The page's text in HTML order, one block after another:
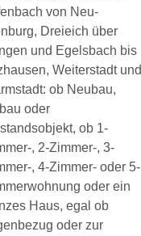
von Neu-
Dreieich über
und Egelsbach bis
Weiterstadt und
ob Neubau,
oder
ob 1-
, 2-Zimmer-, 3-
, 4-Zimmer- oder 5-
oder ein
Haus, egal ob
oder zur